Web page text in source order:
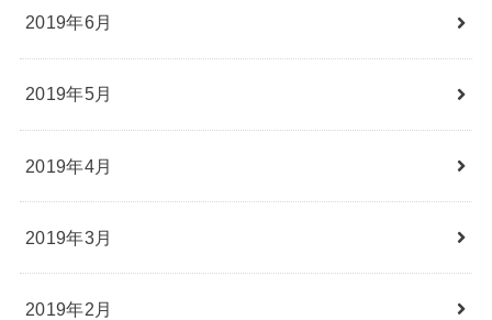
2019年6月
2019年5月
2019年4月
2019年3月
2019年2月